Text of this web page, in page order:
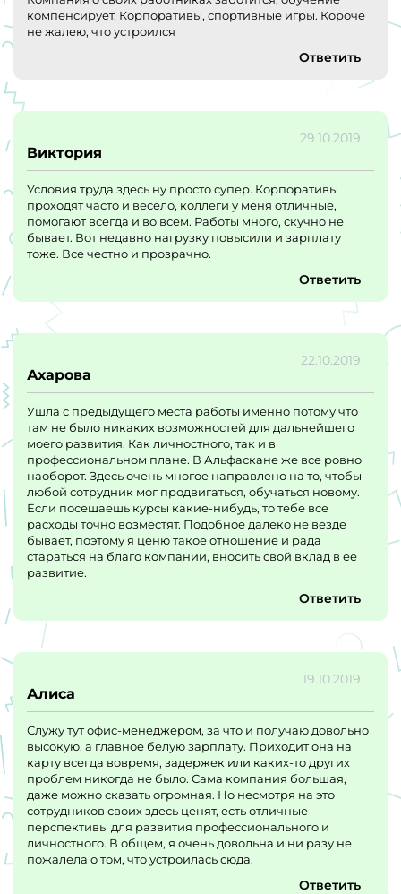
компенсирует. Корпоративы, спортивные игры. Короче
не жалею, что устроился
Ответить
29.10.2019
Виктория
Условия труда здесь ну просто супер. Корпоративы
проходят часто и весело, коллеги у меня отличные,
помогают всегда и во всем. Работы много, скучно не
бывает. Вот недавно нагрузку повысили и зарплату
тоже. Все честно и прозрачно.
Ответить
22.10.2019
Ахарова
Ушла с предыдущего места работы именно потому что
там не было никаких возможностей для дальнейшего
моего развития. Как личностного, так и в
профессиональном плане. В Альфаскане же все ровно
наоборот. Здесь очень многое направлено на то, чтобы
любой сотрудник мог продвигаться, обучаться новому.
Если посещаешь курсы какие-нибудь, то тебе все
расходы точно возместят. Подобное далеко не везде
бывает, поэтому я ценю такое отношение и рада
стараться на благо компании, вносить свой вклад в ее
развитие.
Ответить
19.10.2019
Алиса
Служу тут офис-менеджером, за что и получаю довольно
высокую, а главное белую зарплату. Приходит она на
карту всегда вовремя, задержек или каких-то других
проблем никогда не было. Сама компания большая,
даже можно сказать огромная. Но несмотря на это
сотрудников своих здесь ценят, есть отличные
перспективы для развития профессионального и
личностного. В общем, я очень довольна и ни разу не
пожалела о том, что устроилась сюда.
Ответить